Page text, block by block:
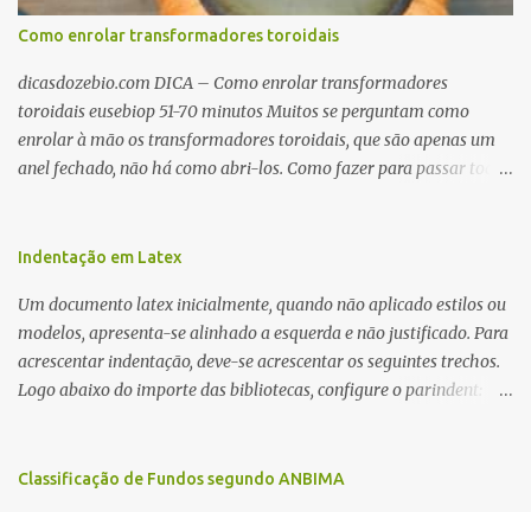
Como enrolar transformadores toroidais
dicasdozebio.com DICA – Como enrolar transformadores
toroidais eusebiop 51-70 minutos Muitos se perguntam como
enrolar à mão os transformadores toroidais, que são apenas um
anel fechado, não há como abri-los. Como fazer para passar toda
utilizadas para automatizar a bobinagem de grandes e pequenos
dos núcleos e dos transformadores toroidais e como foram
desmontados dois deles. Características dos transformadores
toroidais Os transformadores toroidais tem aparecido cada vez
mais em circuitos eletrônicos, pois apresentam algumas
é baixíssima ao redor do transformador, o que perm...
Indentação em Latex
Um documento latex inicialmente, quando não aplicado estilos ou
modelos, apresenta-se alinhado a esquerda e não justificado. Para
acrescentar indentação, deve-se acrescentar os seguintes trechos.
Logo abaixo do importe das bibliotecas, configure o parindent:
{1cm plus 4mm minus 3mm} Para indentar um paragrafo
Classificação de Fundos segundo ANBIMA